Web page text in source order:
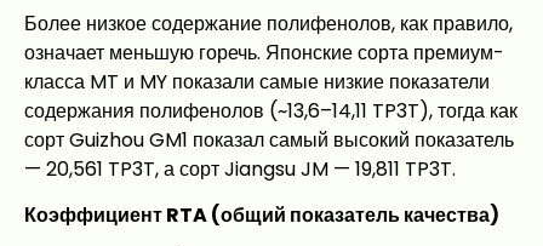
Более низкое содержание полифенолов, как правило,
означает меньшую горечь. Японские сорта премиум-
класса MT и MY показали самые низкие показатели
содержания полифенолов (~13,6–14,11 TP3T), тогда как
сорт Guizhou GM1 показал самый высокий показатель
— 20,561 TP3T, а сорт Jiangsu JM — 19,811 TP3T.
Коэффициент RTA (общий показатель качества)